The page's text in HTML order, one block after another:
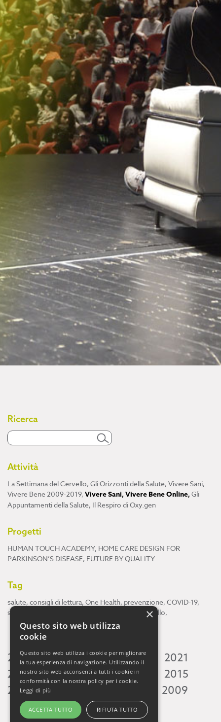
Ricerca
Attività
La Settimana del Cervello, Gli Orizzonti della Salute, Vivere Sani,
Vivere Bene 2009-2019, Vivere Sani, Vivere Bene Online,Gli
Appuntamenti della Salute, Il Respiro di Oxy.gen
Progetti
HUMAN TOUCH ACADEMY, HOME CARE DESIGN FOR
PARKINSON’S DISEASE, FUTURE BY QUALITY
Tag
salute, consigli di lettura, One Health, prevenzione, COVID-19,
scienza
cervello,
2026 2025 2024 2023 2022
2021
2020 2019 2018 2017 2016
2015
2014 2013 2009
×
Questo sito web utilizza
cookie
Questo sito web utilizza i cookie per migliorare
la tua esperienza di navigazione. Utilizzando il
nostro sito web acconsenti a tutti i cookie in
conformità con la nostra policy per i cookie.
Leggi di più
ACCETTA TUTTO RIFIUTA TUTTO